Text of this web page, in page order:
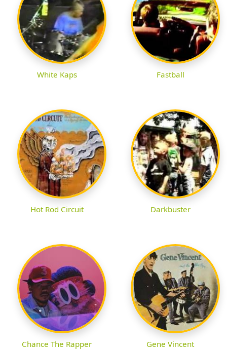
White Kaps Fastball
Hot Rod Circuit Darkbuster
Chance The Rapper Gene Vincent